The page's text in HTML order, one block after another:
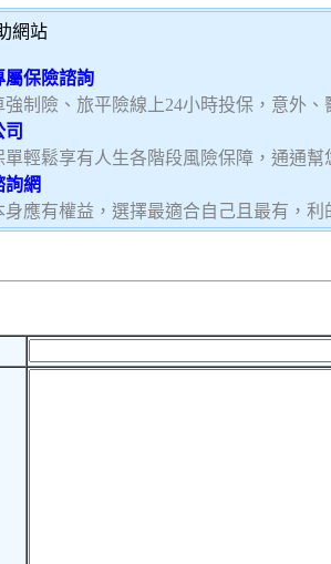
網站
屬保險諮詢
強制險、旅平險線上24小時投保，意外
單輕鬆享有人生各階段風險保障，通通幫
詢網
身應有權益，選擇最適合自己且最有，